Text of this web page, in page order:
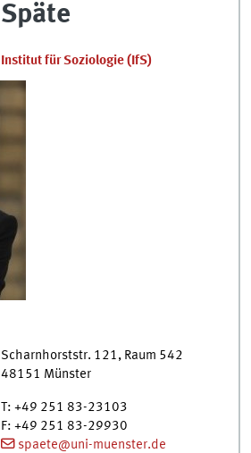
Späte
Institut für Soziologie(IfS)
Scharnhorststr. 121, Raum 542
48151 Münster
T:+49 251 83-23103
F:+49 251 83-29930
spaete@uni-muenster.de